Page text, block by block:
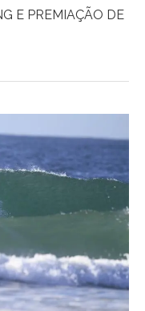
E PREMIAÇÃO DE